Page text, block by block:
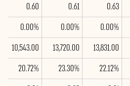
0.63
0.61
0.60
0.00%
0.00%
0.00%
13,831.00
13,720.00
10,543.00
22.12%
23.30%
20.72%